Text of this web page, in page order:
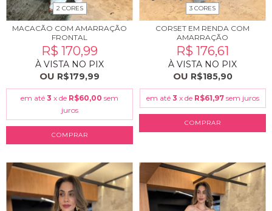
2 CORES
MACACÃO COM AMARRAÇÃO
FRONTAL
R$ 170,99
À VISTA NO PIX
OU R$179,99
em até 3 x de R$60,00 sem
juros
COMPRAR
3 CORES
CORSET EM RENDA COM
AMARRAÇÃO
R$ 176,61
À VISTA NO PIX
OU R$185,90
em até 3 x de R$61,97 sem juros
COMPRAR